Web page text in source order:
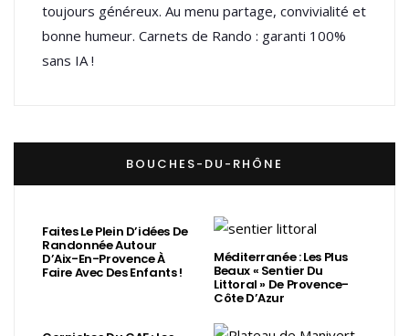
toujours généreux. Au menu partage, convivialité et
bonne humeur. Carnets de Rando : garanti 100%
sans IA !
BOUCHES-DU-RHÔNE
Faites Le Plein D’idées De
Randonnée Autour
D’Aix-En-Provence À
Faire Avec Des Enfants !
Méditerranée : Les Plus
Beaux « Sentier Du
Littoral » De Provence-
Côte D’Azur